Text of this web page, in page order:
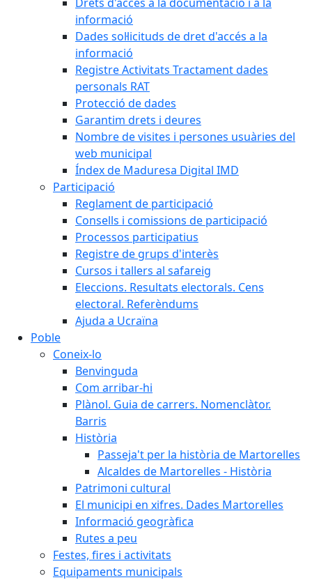
informació
Dades sol·licituds de dret d'accés a la
informació
Registre Activitats Tractament dades
personals RAT
Protecció de dades
Garantim drets i deures
Nombre de visites i persones usuàries del
web municipal
Índex de Maduresa Digital IMD
Participació
Reglament de participació
Consells i comissions de participació
Processos participatius
Registre de grups d'interès
Cursos i tallers al safareig
Eleccions. Resultats electorals. Cens
electoral. Referèndums
Ajuda a Ucraïna
Poble
Coneix-lo
Benvinguda
Com arribar-hi
Plànol. Guia de carrers. Nomenclàtor.
Barris
Història
Passeja't per la història de Martorelles
Alcaldes de Martorelles - Història
Patrimoni cultural
El municipi en xifres. Dades Martorelles
Informació geogràfica
Rutes a peu
Festes, fires i activitats
Equipaments municipals